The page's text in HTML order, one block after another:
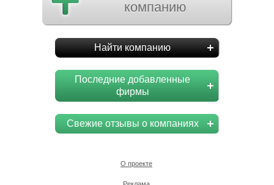
компанию
Найти компанию
Последние добавленные
фирмы
Свежие отзывы о компаниях
О проекте